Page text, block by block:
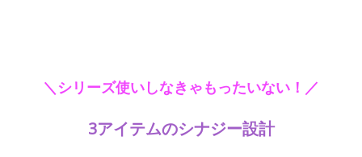
＼シリーズ使いしなきゃもったいない！／
3アイテムのシナジー設計